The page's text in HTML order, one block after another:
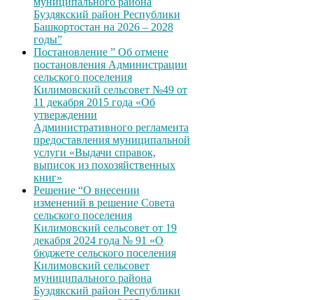
Буздякский район Республики
Башкортостан на 2026 – 2028
годы”
Постановление ” Об отмене
постановления Администрации
сельского поселения
Килимовский сельсовет №49 от
11 декабря 2015 года «Об
утверждении
Административного регламента
предоставления муниципальной
услуги «Выдачи справок,
выписок из похозяйственных
книг»
Решение “О внесении
изменений в решение Совета
сельского поселения
Килимовский сельсовет от 19
декабря 2024 года № 91 «О
бюджете сельского поселения
Килимовский сельсовет
муниципального района
Буздякский район Республики